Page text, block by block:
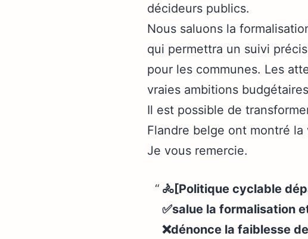
décideurs publics.
Nous saluons la
qui permettra un suivi
pour les communes. Les
vraies ambitions
Il est possible de
Flandre belge ont montré la
Je vous remercie.
🚴[Politique cyclable
✅salue la formalisation
❌dénonce la faiblesse